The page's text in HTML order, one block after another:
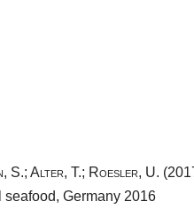
S.; Alter, T.; Roesler, U.
Germany 2016